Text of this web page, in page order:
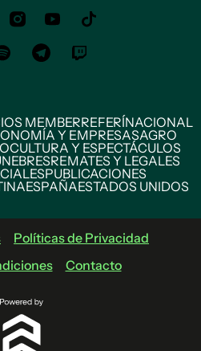
MEMBERREFERÍNACIONAL
Y EMPRESASAGRO
CULTURA Y ESPECTÁCULOS
REMATES Y LEGALES
PUBLICACIONES
ESPAÑAESTADOS UNIDOS
Políticas de Privacidad
Contacto